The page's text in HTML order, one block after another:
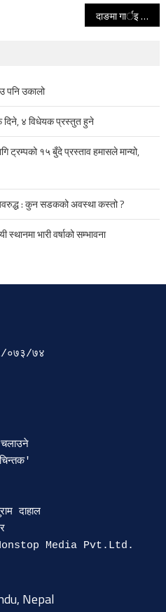
दाङमा गार्इ गोरुका तस्कर बढे, स्थानीयले तस्करका ६ वटा मोटरसाइल जलाइदिए
पनि उकालो
दिने, ४ विधेयक प्रस्तुत हुने
ट्रम्पको १५ बुँदे प्रस्ताव हमासले मान्यो,
अवरुद्ध : कुन सडकको अवस्था कस्तो ?
भारी वर्षाको सम्भावना
०७३/७४
दाहाल
Nepal